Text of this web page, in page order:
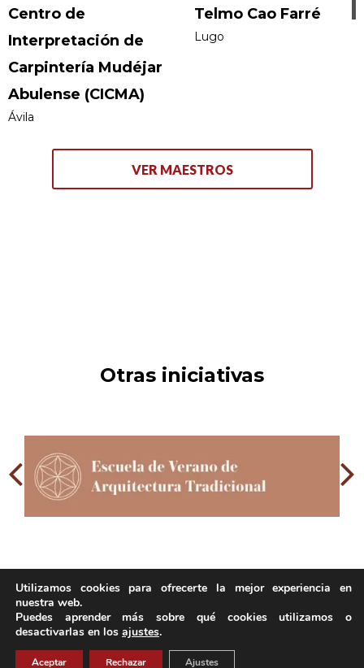
Centro de
Interpretación de
Carpintería Mudéjar
Abulense (CICMA)
Ávila
Telmo Cao Farré
Lugo
VER MAESTROS
Otras iniciativas
Copyright 2023
Utilizamos cookies para ofrecerte la mejor experiencia en
nuestra web.
Puedes aprender más sobre qué cookies utilizamos o
desactivarlas en los ajustes.
Aceptar Rechazar Ajustes